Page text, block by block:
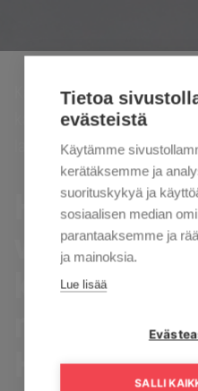
Kaisanet ›HD-siirtymä
kaupalliset kanavat
laadulla.
HD-siirtymä
viimeiseen
kaupalliset
näkyvät
HD-laadulla.
Tietoa
evästeistä
Käytämme
kerätäksemme ja
suorituskykyä ja
sosiaalisen median
parantaaksemme ja
ja mainoksia.
Lue lisää
SALLI